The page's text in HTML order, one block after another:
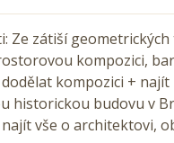
Ze zátiší
kompozici,
dodělat kompozici + najít
historickou budovu v
vše o architektovi,